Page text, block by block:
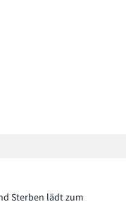
Sterben lädt zum